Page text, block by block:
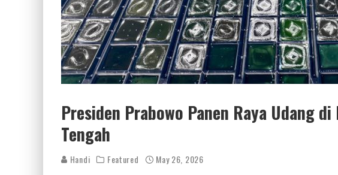
Presiden Prabowo Panen Raya Udang di
Tengah
Handi Featured May 26, 2026